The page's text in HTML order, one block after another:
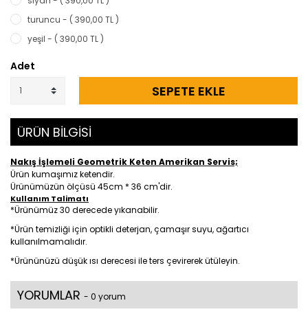
turuncu - ( 390,00 TL )
yeşil - ( 390,00 TL )
Adet
SEPETE EKLE
ÜRÜN BİLGİSİ
Nakış İşlemeli Geometrik Keten Amerikan Servis;
Ürün kumaşımız ketendir.
Ürünümüzün ölçüsü 45cm * 36 cm'dir.
Kullanım Talimatı
*Ürünümüz 30 derecede yıkanabilir.
*Ürün temizliği için optikli deterjan, çamaşır suyu, ağartıcı
kullanılmamalıdır.
*Ürününüzü düşük ısı derecesi ile ters çevirerek ütüleyin.
YORUMLAR - 0 yorum